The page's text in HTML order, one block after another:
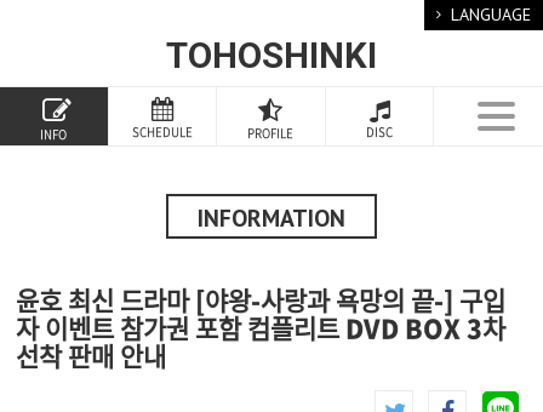
TOHOSHINKI
LANGUAGE
INFO SCHEDULE PROFILE DISC
TOP
PROFILE
INFORMATION
DISCOGRAPHY
INFORMATION
윤호 최신 드라마 [야왕-사랑과 욕망의 끝-] 구입
자 이벤트 참가권 포함 컴플리트 DVD BOX 3차
선착 판매 안내